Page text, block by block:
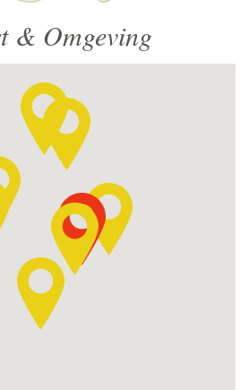
& Omgeving